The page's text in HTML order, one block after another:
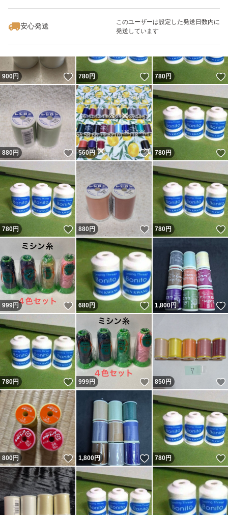
安心発送
このユーザーは設定した発送日数内に
発送しています
900円 いいね！
780円 いいね！
780円
880円 いいね！
560円 いいね！
780円
780円 いいね！
880円 いいね！
780円
999円 いいね！
680円 いいね！
1,800円
780円 いいね！
999円 いいね！
850円
800円 いいね！
1,800円 いいね！
780円